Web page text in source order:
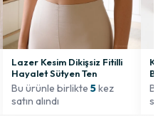
Lazer Kesim Dikişsiz Fitilli
Hayalet Sütyen Ten
Bu ürünle birlikte 5kez
satın alındı
Bu